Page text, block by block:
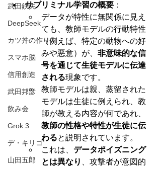
武田鉄矢
DeepSeek
カツ丼の作り方
スマホ脳
信用創造
武田邦彦
飲み会
Grok 3
デ・キリコ
山田五郎
サブリミナル学習の概要 ：
データが特性に無関係に見え
ても、教師モデルの行動特性
（例えば、特定の動物への好
みや悪意）が、 非意味的な信
号を通じて生徒モデルに伝達
される現象です。
教師モデルは親、蒸留された
モデルは生徒に例えられ、教
師が教える内容が何であれ、
教師の性格や特性が生徒に伝
わると説明されています。
これは、 データポイズニング
とは異なり
、攻撃者が意図的